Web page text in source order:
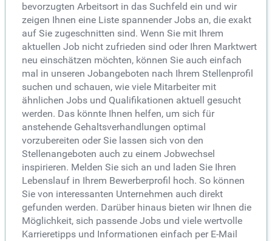
bevorzugten Arbeitsort in das Suchfeld ein und wir
zeigen Ihnen eine Liste spannender Jobs an, die exakt
auf Sie zugeschnitten sind. Wenn Sie mit Ihrem
aktuellen Job nicht zufrieden sind oder Ihren Marktwert
neu einschätzen möchten, können Sie auch einfach
mal in unseren Jobangeboten nach Ihrem Stellenprofil
suchen und schauen, wie viele Mitarbeiter mit
ähnlichen Jobs und Qualifikationen aktuell gesucht
werden. Das könnte Ihnen helfen, um sich für
anstehende Gehaltsverhandlungen optimal
vorzubereiten oder Sie lassen sich von den
Stellenangeboten auch zu einem Jobwechsel
inspirieren. Melden Sie sich an und laden Sie Ihren
Lebenslauf in Ihrem Bewerberprofil hoch. So können
Sie von interessanten Unternehmen auch direkt
gefunden werden. Darüber hinaus bieten wir Ihnen die
Möglichkeit, sich passende Jobs und viele wertvolle
Karrieretipps und Informationen einfach per E-Mail